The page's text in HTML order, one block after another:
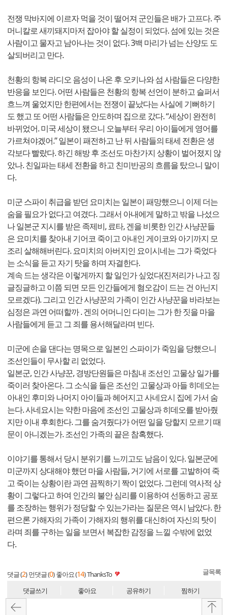
전쟁 막바지에 이르자 먹을 것이 떨어져 군인들은 배가 고프다. 주
머니칼로 새끼돼지마저 잡아야 할 실정이 되었다. 섬에 있는 것은
사람이고 물자고 남아나는 것이 없다. 3백 마리가 넘는 산양도 도
살되버리고 만다.
천황의 항복 라디오 음성이 나온 후 오키나와 섬 사람들은 다양한
반응을 보인다. 어떤 사람들은 천황의 항복 선언이 분하고 슬퍼서
흐느껴 울었지만 한편에서는 전쟁이 끝났다는 사실에 기뻐하기
도 했고 또 어떤 사람들은 안도하며 집으로 갔다. “세상이 완전히
바뀌었어. 미국 세상이 됐으니 오늘부터 우리 아이들에게 영어를
가르쳐야겠어.” 일본이 패전하고 난 뒤 사람들의 태세 전환은 생
각보다 빨랐다. 하긴 해방 후 조선도 마찬가지 상황이 벌어졌지 않
았나. 친일파는 태세 전환을 하고 친미반공의 흐름을 탔으니 말이
다.
미군 스파이 취급을 받던 요미치는 일본이 패망했으니 이제 더는
숨을 필요가 없다고 여겼다. 그래서 아내에게 말하고 밖을 나섰으
나 일본군 지시를 받은 족제비, 료타, 겐을 비롯한 인간 사냥꾼들
은 요미치를 찾아내 기어코 죽이고 아내인 게이코와 아기까지 모
조리 살해해버린다. 요미치의 아버지인 요이시네는 그가 죽었다
는 소식을 듣고 자기 탓을 하며 자결한다.
계속 드는 생각은 이렇게까지 할 일인가 싶었다(진저리가 나고 징
글징글하고 이쯤 되면 모든 인간들에게 혐오감이 드는 건 아닌지
모르겠다). 그리고 인간 사냥꾼의 가족이 인간 사냥꾼을 바라보는
심정은 과연 어떠할까 . 겐의 어머니인 다미는 그가 한 짓을 마을
사람들에게 듣고 그 죄를 용서해달라며 빈다.
미군에 손을 댄다는 명목으로 일본인 스파이가 죽임을 당했으니
조선인들이 무사할 리 없었다.
일본군, 인간 사냥꾼, 경방단원들은 마침내 조선인 고물상 일가를
죽이러 찾아온다. 그 소식을 들은 조선인 고물상과 아들 히데오는
아내인 후미와 나머지 아이들과 헤어지고 사네요시 집에 가서 숨
는다. 사네요시는 약한 마음에 조선인 고물상과 히데오를 받아줬
지만 이내 후회한다. 그를 숨겨줬다가 어떤 일을 당할지 모르기 때
문이 아니겠는가. 조선인 가족의 끝은 참혹했다.
이야기를 통해서 당시 분위기를 느끼고도 남음이 있다. 일본군에
미군까지 상대해야 했던 마을 사람들, 거기에 서로를 고발하여 죽
고 죽이는 상황이란 과연 끔찍하기 짝이 없었다. 그런데 역사적 상
황이 그렇다고 하여 인간의 불안 심리를 이용하여 선동하고 공포
를 조장하는 행위가 정당할 수 있는가라는 질문은 역시 남았다. 한
편으론 가해자의 가족이 가해자의 행위를 대신하여 자신의 탓이
라며 죄를 구하는 일을 보면서 복잡한 감정을 느낄 수밖에 없었
다.
댓글 (2) 먼댓글 (0) 좋아요 (14)ThanksTo 글목록
댓글쓰기 좋아요 공유하기 찜하기